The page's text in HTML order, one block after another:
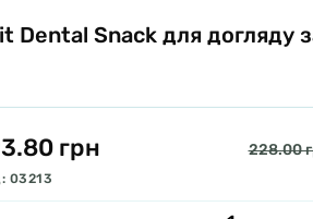
Dental Snack для догляду
грн 228.00
03213